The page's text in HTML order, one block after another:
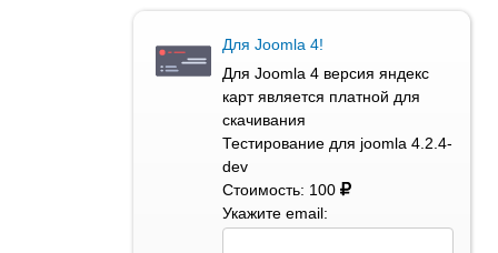
Для Joomla 4!
Для Joomla 4 версия яндекс
карт является платной для
скачивания
Тестирование для joomla 4.2.4-
dev
Стоимость: 100
Укажите email: